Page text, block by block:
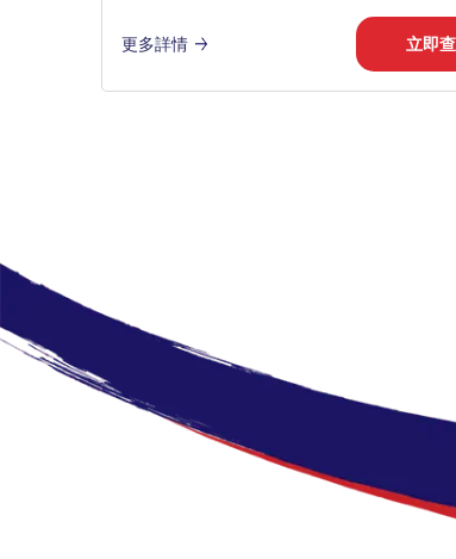
更多詳情 立即